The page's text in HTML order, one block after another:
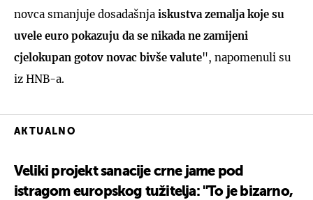
novca smanjuje dosadašnja iskustva zemalja koje su
uvele euro pokazuju da se nikada ne zamijeni
cjelokupan gotov novac bivše valute", napomenuli su
iz HNB-a.
AKTUALNO
Veliki projekt sanacije crne jame pod
istragom europskog tužitelja: "To je bizarno,